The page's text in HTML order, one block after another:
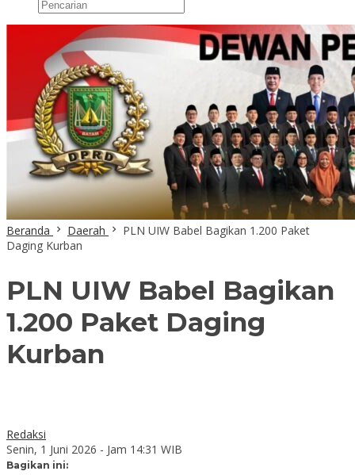
Beranda Daerah
PLN UIW Babel Bagikan 1.200 Paket
Daging Kurban
PLN UIW Babel Bagikan
1.200 Paket Daging
Kurban
Redaksi
Senin, 1 Juni 2026 - Jam 14:31 WIB
Bagikan ini: